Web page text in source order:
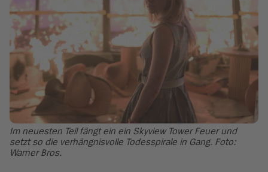
Im neuesten Teil fängt ein ein Skyview Tower Feuer und
setzt so die verhängnisvolle Todesspirale in Gang. Foto:
Warner Bros.